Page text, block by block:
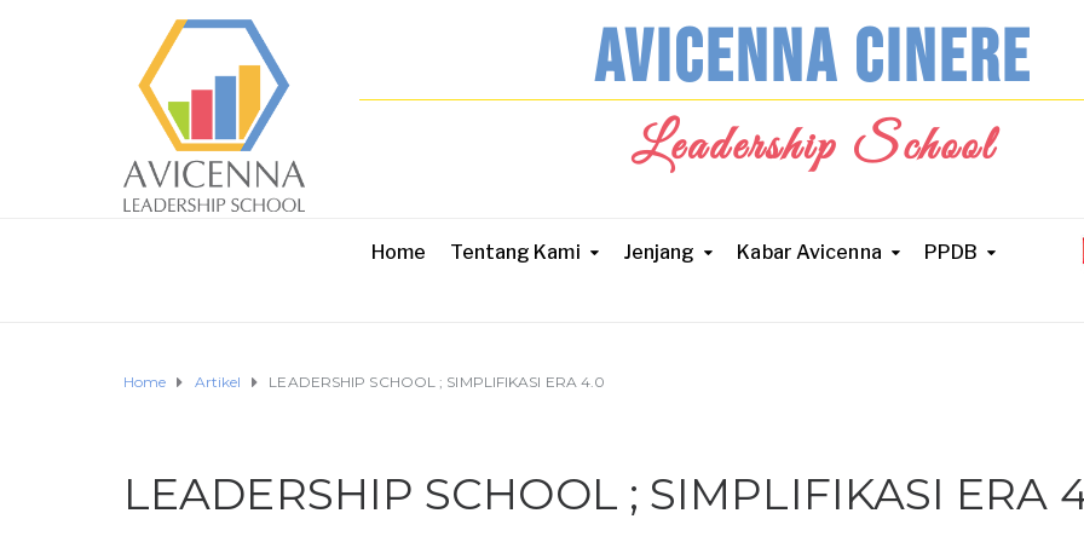
AVICENNA CINERE
Leadership School
Home Tentang Kami Jenjang Kabar Avicenna PPDB
Home Artikel LEADERSHIP SCHOOL ; SIMPLIFIKASI ERA 4.0
LEADERSHIP SCHOOL ; SIMPLIFIKASI ERA